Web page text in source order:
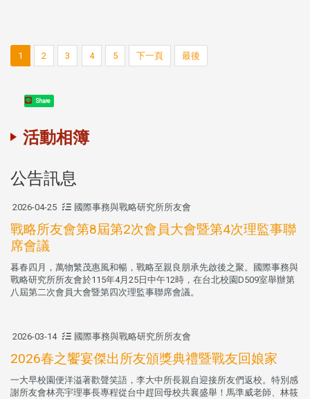
1 2 3 4 5 下一頁 最後
Share
活動相簿
公告訊息
2026-04-25 國際事務與戰略研究所所友會
戰略所友會第8屆第2次會員大會暨第4次理監事聯
席會議
暮春四月，萬物繁茂惠風和暢，戰略至親良朋承先啟後之聚。國際事務與
戰略研究所所友會於115年4月25日中午12時，在台北校園D509室舉辦第
八屆第二次會員大會暨第四次理監事聯席會議。
2026-03-14 國際事務與戰略研究所所友會
2026春之饗宴傑出所友頒獎典禮暨戰友回娘家
一大早校園便洋溢著歡聲笑語，李大中所長親自迎接所友們返校。特別感
謝所友會林亮宇理事長專程從台中趕回母校共襄盛舉！馬準威老師、林筱